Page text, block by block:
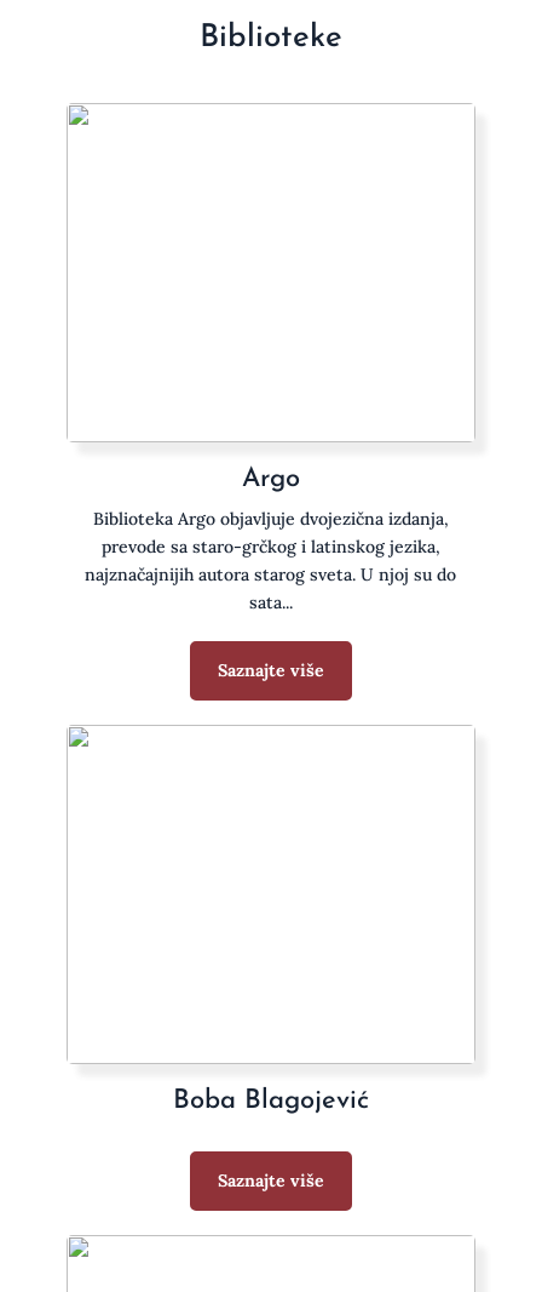
Biblioteke
Argo
Biblioteka Argo objavljuje dvojezična izdanja,
prevode sa staro-grčkog i latinskog jezika,
najznačajnijih autora starog sveta. U njoj su do
sata...
Saznajte više
Boba Blagojević
Saznajte više